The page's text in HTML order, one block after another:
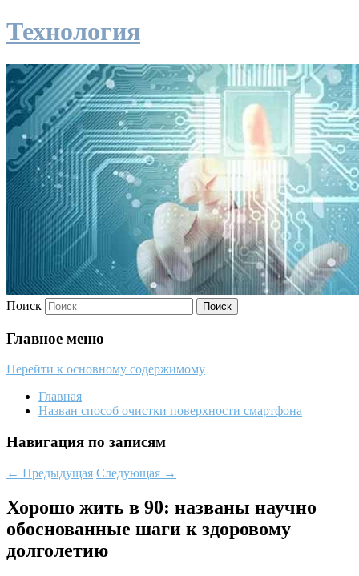
Технология
Поиск
Главное меню
Перейти к основному содержимому
Главная
Назван способ очистки поверхности смартфона
Навигация по записям
← Предыдущая Следующая →
Хорошо жить в 90: названы научно
обоснованные шаги к здоровому
долголетию